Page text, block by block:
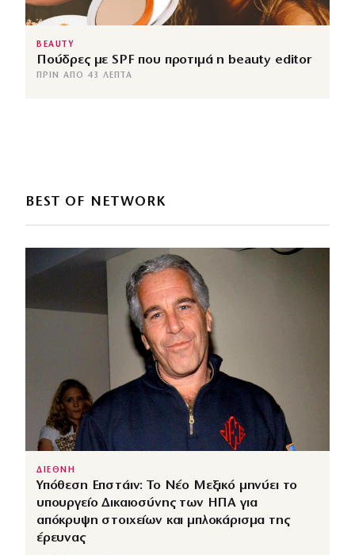
BEAUTY
Πούδρες με SPF που προτιμά η beauty editor
ΠΡΙΝ ΑΠΌ 43 ΛΕΠΤΆ
BEST OF NETWORK
ΔΙΕΘΝΗ
Υπόθεση Επστάιν: Το Νέο Μεξικό μηνύει το
υπουργείο Δικαιοσύνης των ΗΠΑ για
απόκρυψη στοιχείων και μπλοκάρισμα της
έρευνας